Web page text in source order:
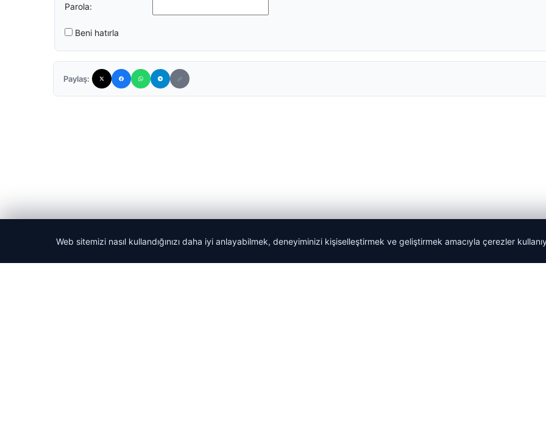
Parola:
Beni hatırla
Paylaş:
Web sitemizi nasıl kullandığınızı daha iyi anlayabilmek, deneyiminizi kişiselleştirmek ve geliştirmek amacıyla çerezler